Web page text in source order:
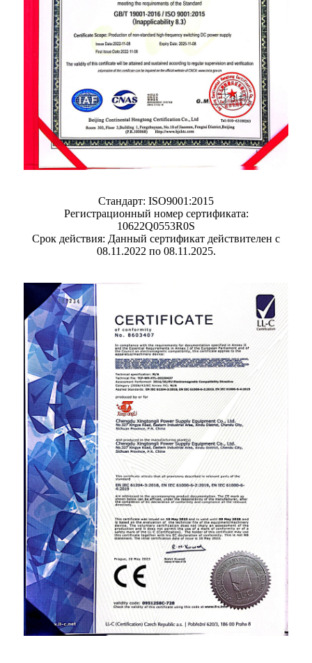
Стандарт: ISO9001:2015
Регистрационный номер сертификата:
10622Q0553R0S
Срок действия: Данный сертификат действителен с
08.11.2022 по 08.11.2025.